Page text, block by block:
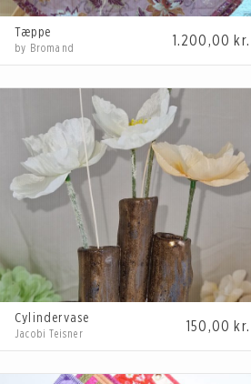
Tæppe
1.200,00 kr.
by Bromand
Cylindervase
150,00 kr.
Jacobi Teisner